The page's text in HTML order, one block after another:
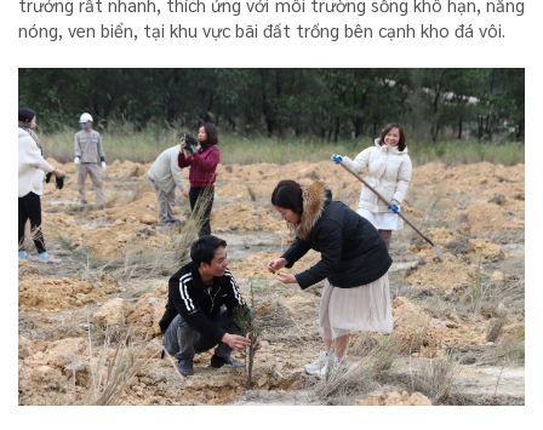
trưởng rất nhanh, thích ứng với môi trường sống khô hạn, nắng
nóng, ven biển, tại khu vực bãi đất trống bên cạnh kho đá vôi.